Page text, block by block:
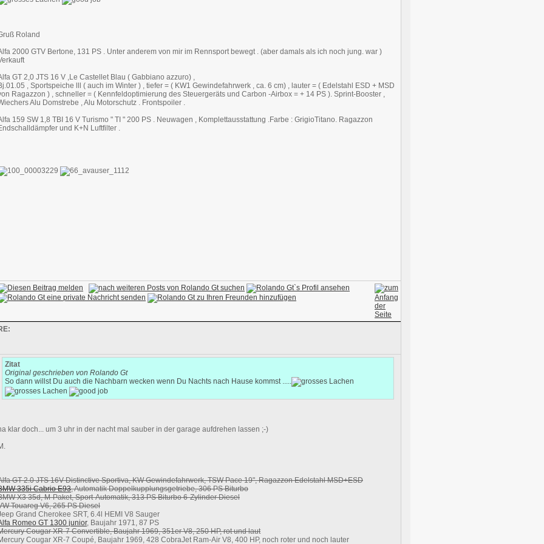
Roland
2000 GTV Bertone, 131 PS . Unter anderem von mir im Rennsport bewegt . (aber damals als ich noch jung. war )
GT 2,0 JTS 16 V ,Le Castellet Blau ( Gabbiano azzuro) ,
, Sportspeiche lll ( auch im Winter ) , tiefer = ( KW1 Gewindefahrwerk , ca. 6 cm) , lauter = ( Edelstahl ESD + MSD
Ragazzon ) , schneller = ( Kennfeldoptimierung des Steuergeräts und Carbon -Airbox = + 14 PS ). Sprint-Booster ,
Alu Domstrebe , Alu Motorschutz . Frontspoiler .
159 SW 1,8 TBI 16 V Turismo " TI " 200 PS . Neuwagen , Komplettausstattung .Farbe : GrigioTitano. Ragazzon
und K+N Luftfilter .
Zitat
Original geschrieben von Rolando Gt
So dann willst Du auch die Nachbarn wecken wenn Du Nachts nach Hause kommst .....
klar doch... um 3 uhr in der nacht mal sauber in der garage aufdrehen lassen ;-)
GT 2.0 JTS 16V Distinctive Sportiva, KW Gewindefahrwerk, TSW Pace 19", Ragazzon Edelstahl MSD+ESD
335i Cabrio E93, Automatik Doppelkupplungsgetriebe, 306 PS Biturbo
X3 35d, M-Paket, Sport-Automatik, 313 PS Biturbo 6-Zylinder Diesel
Touareg V6, 265 PS Diesel
Grand Cherokee SRT, 6.4l HEMI V8 Sauger
Romeo GT 1300 junior, Baujahr 1971, 87 PS
Cougar XR-7 Convertible, Baujahr 1969, 351er V8, 250 HP, rot und laut
Cougar XR-7 Coupé, Baujahr 1969, 428 CobraJet Ram-Air V8, 400 HP, noch roter und noch lauter